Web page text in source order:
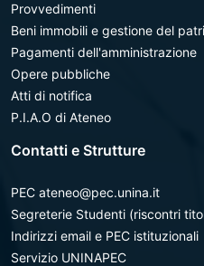
Provvedimenti
Beni immobili e gestione del
Pagamenti dell'amministrazione
Opere pubbliche
Atti di notifica
P.I.A.O di Ateneo
Contatti e Strutture
PEC ateneo@pec.unina.it
Segreterie Studenti (riscontri
Indirizzi email e PEC istituzionali
Servizio UNINAPEC